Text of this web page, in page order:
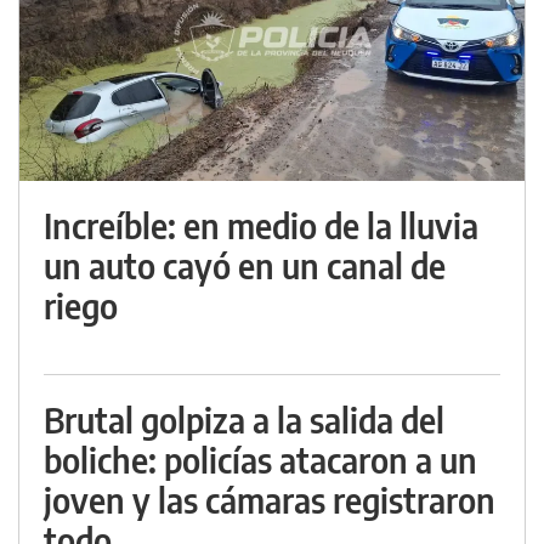
Increíble: en medio de la lluvia
un auto cayó en un canal de
riego
Brutal golpiza a la salida del
boliche: policías atacaron a un
joven y las cámaras registraron